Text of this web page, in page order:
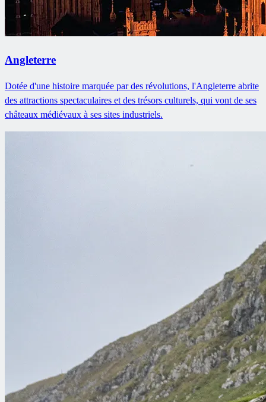
Angleterre
Dotée d'une histoire marquée par des révolutions, l'Angleterre abrite
des attractions spectaculaires et des trésors culturels, qui vont de ses
châteaux médiévaux à ses sites industriels.